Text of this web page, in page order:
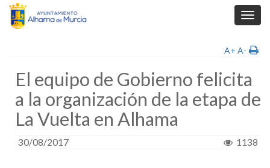
A+ A-
El equipo de Gobierno felicita
a la organización de la etapa de
La Vuelta en Alhama
30/08/2017 1138